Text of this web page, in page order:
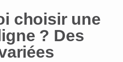
choisir une
? Des